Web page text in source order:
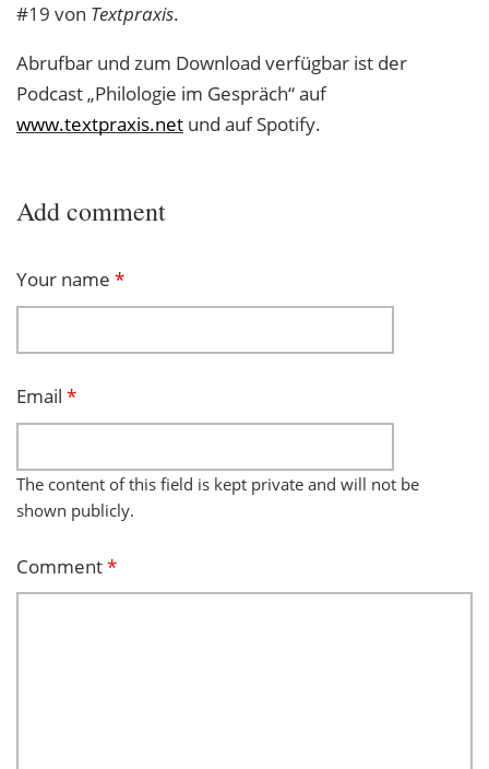
#19 von Textpraxis.
Abrufbar und zum Download verfügbar ist der
Podcast „Philologie im Gespräch“ auf
www.textpraxis.net und auf Spotify.
Add comment
Your name *
Email *
The content of this field is kept private and will not be
shown publicly.
Comment*